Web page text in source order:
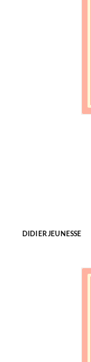
DIDIER JEUNESSE